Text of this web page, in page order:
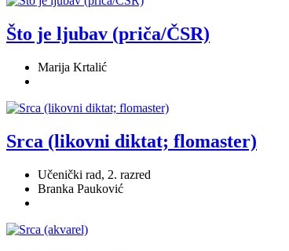
Što je ljubav (priča/ČSR)
Marija Krtalić
Srca (likovni diktat; flomaster)
Učenički rad, 2. razred
Branka Pauković